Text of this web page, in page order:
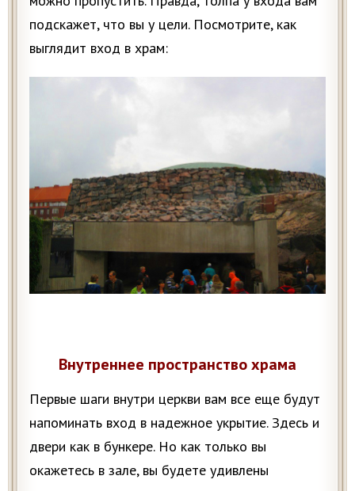
подскажет, что вы у цели. Посмотрите, как
выглядит вход в храм:
Внутреннее пространство храма
Первые шаги внутри церкви вам все еще будут
напоминать вход в надежное укрытие. Здесь и
двери как в бункере. Но как только вы
окажетесь в зале, вы будете удивлены